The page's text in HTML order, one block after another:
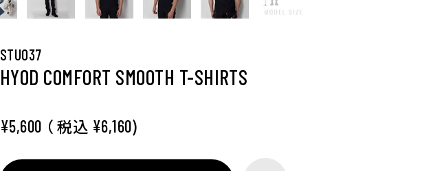
STU037
HYOD COMFORT SMOOTH T-SHIRTS
¥5,600 （ 税込 ¥6,160)